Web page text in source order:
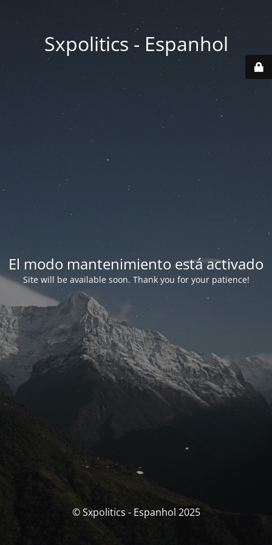
Sxpolitics - Espanhol
El modo mantenimiento está activado
Site will be available soon. Thank you for your patience!
© Sxpolitics - Espanhol 2025